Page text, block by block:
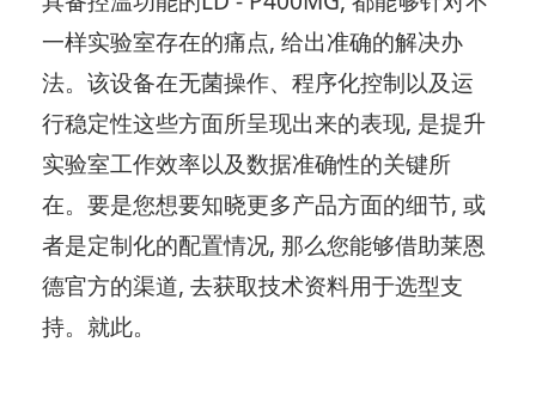
一样实验室存在的痛点, 给出准确的解决办
法。该设备在无菌操作、程序化控制以及运
行稳定性这些方面所呈现出来的表现, 是提升
实验室工作效率以及数据准确性的关键所
在。要是您想要知晓更多产品方面的细节, 或
者是定制化的配置情况, 那么您能够借助莱恩
德官方的渠道, 去获取技术资料用于选型支
持。就此。